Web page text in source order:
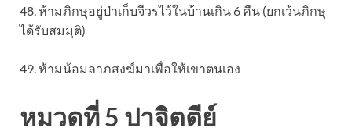
48. ห้ามภิกษุอยู่ป่าเก็บจีวรไว้ในบ้านเกิน 6 คืน (ยกเว้นภิกษุ
ได้รับสมมุติ)
49. ห้ามน้อมลาภสงฆ์มาเพื่อให้เขาตนเอง
หมวดที่ 5 ปาจิตตีย์